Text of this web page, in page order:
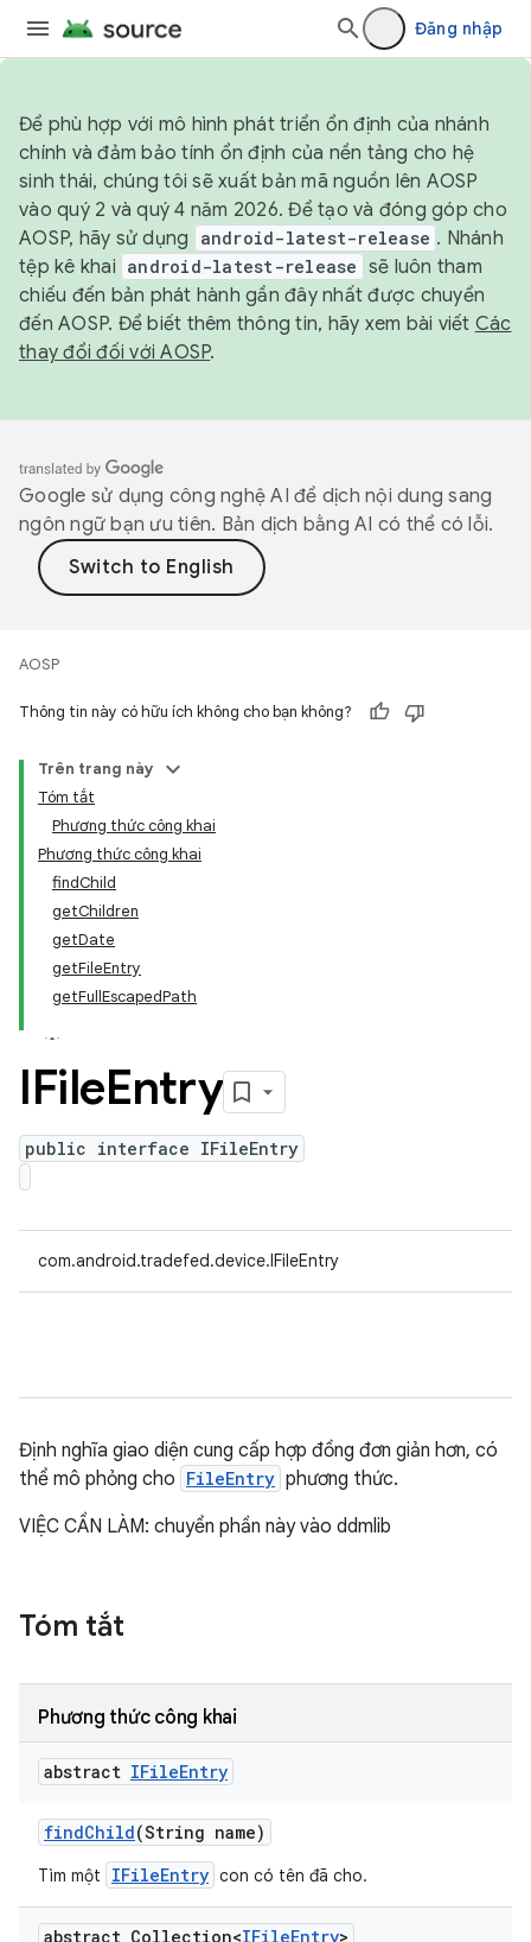
Đăng nhập
Để phù hợp với mô hình phát triển ổn định của nhánh
chính và đảm bảo tính ổn định của nền tảng cho hệ
sinh thái, chúng tôi sẽ xuất bản mã nguồn lên AOSP
vào quý 2 và quý 4 năm 2026. Để tạo và đóng góp cho
AOSP, hãy sử dụng
android-latest-release . Nhánh
tệp kê khai android-latest-release sẽ luôn tham
chiếu đến bản phát hành gần đây nhất được chuyển
đến AOSP. Để biết thêm thông tin, hãy xem bài viết Các
thay đổi đối với AOSP.
Google sử dụng công nghệ AI để dịch nội dung sang
ngôn ngữ bạn ưu tiên. Bản dịch bằng AI có thể có lỗi.
AOSP
Thông tin này có hữu ích không cho bạn không?
Trên trang này
Tóm tắt
Phương thức công khai
Phương thức công khai
findChild
getChildren
getDate
getFileEntry
getFullEscapedPath
IFileEntry
public interface IFileEntry
com.android.tradefed.device.IFileEntry
Định nghĩa giao diện cung cấp hợp đồng đơn giản hơn, có
thể mô phỏng cho FileEntry phương thức.
VIỆC CẦN LÀM: chuyển phần này vào ddmlib
Tóm tắt
Phương thức công khai
abstract IFileEntry
findChild(String name)
Tìm một IFileEntry con có tên đã cho.
abstract Collection<IFileEntry>